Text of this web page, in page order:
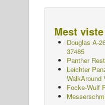
Mest
Douglas A-
37485
Panther
Leichter
WalkAround
Focke-Wulf